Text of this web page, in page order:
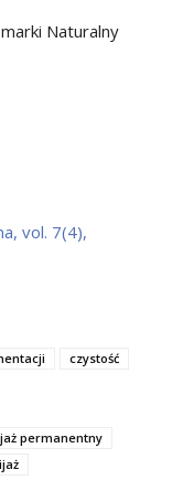
Naturalny
vol. 7(4),
czystość
permanentny